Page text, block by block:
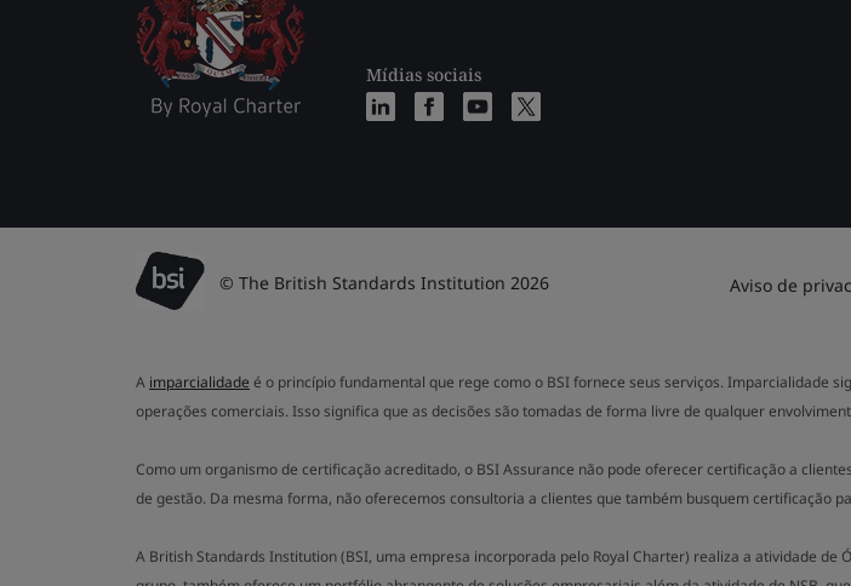
Mídias sociais
© The British Standards Institution 2026 Aviso de
A imparcialidade é o princípio fundamental que rege como o BSI fornece seus serviços. Imparcialidade
operações comerciais. Isso significa que as decisões são tomadas de forma livre de qualquer
Como um organismo de certificação acreditado, o BSI Assurance não pode oferecer certificação a
de gestão. Da mesma forma, não oferecemos consultoria a clientes que também busquem certificação
A British Standards Institution (BSI, uma empresa incorporada pelo Royal Charter) realiza a atividade de